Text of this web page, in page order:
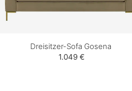
Dreisitzer-Sofa Gosena
1.049 €